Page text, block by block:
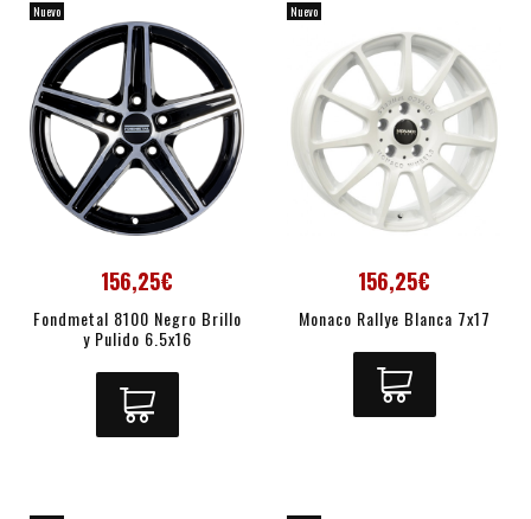
Nuevo
156,25€
Fondmetal 8100 Negro Brillo
y Pulido 6.5x16
Nuevo
156,25€
Monaco Rallye Blanca 7x17